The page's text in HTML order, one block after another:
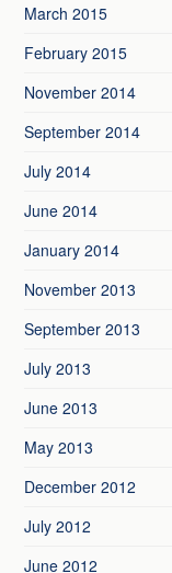
March 2015
February 2015
November 2014
September 2014
July 2014
June 2014
January 2014
November 2013
September 2013
July 2013
June 2013
May 2013
December 2012
July 2012
June 2012